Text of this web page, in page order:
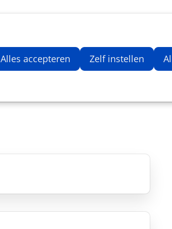
Alles accepteren Zelf instellen
Aantal